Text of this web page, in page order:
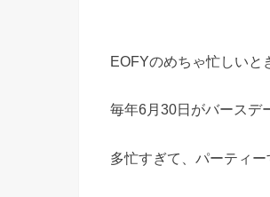
EOFYのめちゃ忙しいと
毎年6月30日がバースデ
多忙すぎて、パーティー